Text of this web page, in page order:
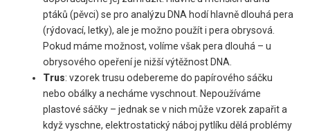
ptáků (pěvci) se pro analýzu DNA hodí hlavně dlouhá pera
(rýdovací, letky), ale je možno použít i pera obrysová.
Pokud máme možnost, volíme však pera dlouhá – u
obrysového opeření je nižší výtěžnost DNA.
Trus: vzorek trusu odebereme do papírového sáčku
nebo obálky a necháme vyschnout. Nepoužíváme
plastové sáčky – jednak se v nich může vzorek zapařit a
když vyschne, elektrostatický náboj pytlíku dělá problémy